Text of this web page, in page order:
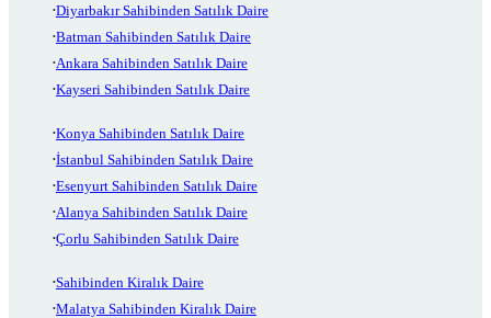
Diyarbakır Sahibinden Satılık Daire
Batman Sahibinden Satılık Daire
Ankara Sahibinden Satılık Daire
Kayseri Sahibinden Satılık Daire
Konya Sahibinden Satılık Daire
İstanbul Sahibinden Satılık Daire
Esenyurt Sahibinden Satılık Daire
Alanya Sahibinden Satılık Daire
Çorlu Sahibinden Satılık Daire
Sahibinden Kiralık Daire
Malatya Sahibinden Kiralık Daire